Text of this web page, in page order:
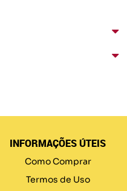
INFORMAÇÕES ÚTEIS
Como Comprar
Termos de Uso